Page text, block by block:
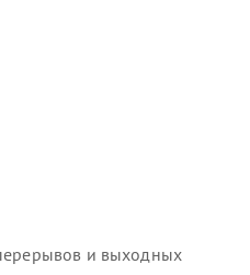
и выходных